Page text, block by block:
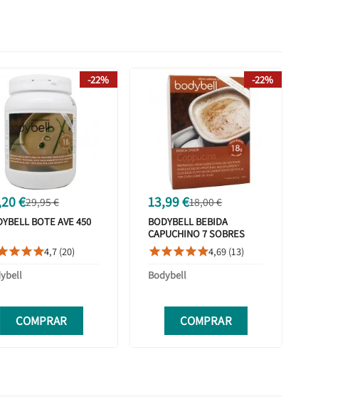
€29,95 €
BOTE AVE 450
4,7 (20)
COMPRAR
-22%
13,99 €18,00 €
BODYBELL BEBIDA
CAPUCHINO 7 SOBRES
4,69 (13)
Bodybell
COMPRAR
-22%